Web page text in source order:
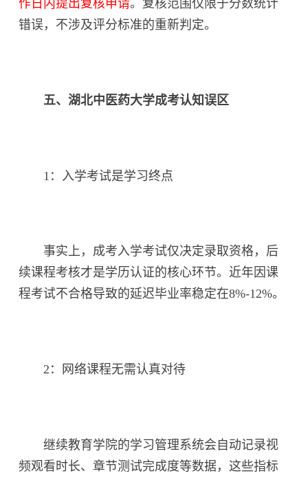
作日内提出复核申请。复核范围仅限于分数统计
错误，不涉及评分标准的重新判定。
五、湖北中医药大学成考认知误区
1：入学考试是学习终点
事实上，成考入学考试仅决定录取资格，后
续课程考核才是学历认证的核心环节。近年因课
程考试不合格导致的延迟毕业率稳定在8%-12%。
2：网络课程无需认真对待
继续教育学院的学习管理系统会自动记录视
频观看时长、章节测试完成度等数据，这些指标